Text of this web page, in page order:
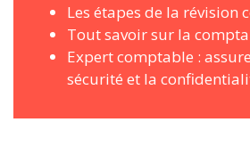
Les étapes de la révision
Tout savoir sur la
Expert comptable :
sécurité et la